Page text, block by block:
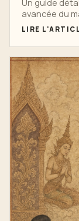
Un guide
avancée du
contre-
indices de
complète et
massage
LIRE